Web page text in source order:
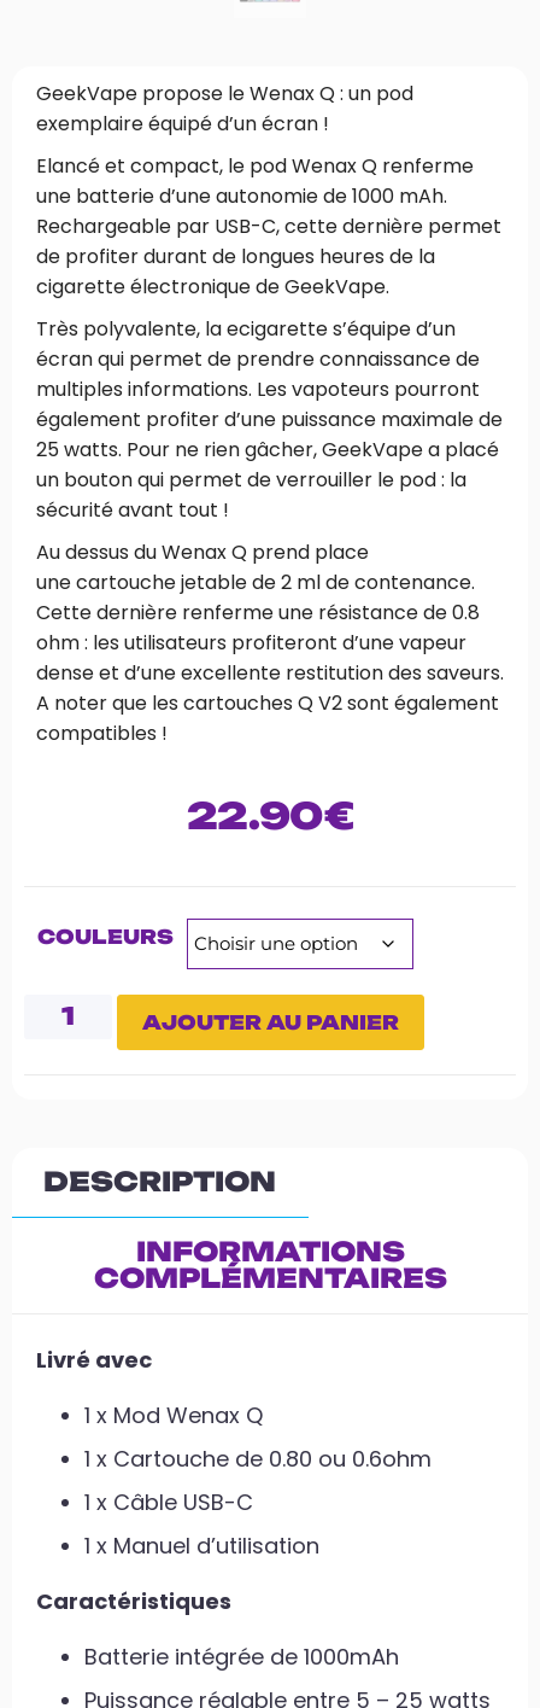
GeekVape propose le Wenax Q : un pod
exemplaire équipé d’un écran !
Elancé et compact, le pod Wenax Q renferme
une batterie d’une autonomie de 1000 mAh.
Rechargeable par USB-C, cette dernière permet
de profiter durant de longues heures de la
cigarette électronique de GeekVape.
Très polyvalente, la ecigarette s’équipe d’un
écran qui permet de prendre connaissance de
multiples informations. Les vapoteurs pourront
également profiter d’une puissance maximale de
25 watts. Pour ne rien gâcher, GeekVape a placé
un bouton qui permet de verrouiller le pod : la
sécurité avant tout !
Au dessus du Wenax Q prend place
une cartouche jetable de 2 ml de contenance.
Cette dernière renferme une résistance de 0.8
ohm : les utilisateurs profiteront d’une vapeur
dense et d’une excellente restitution des saveurs.
A noter que les cartouches Q V2 sont également
compatibles !
22.90€
COULEURS
AJOUTER AU PANIER
DESCRIPTION
INFORMATIONS
COMPLÉMENTAIRES
Livré avec
1 x Mod Wenax Q
1 x Cartouche de 0.80 ou 0.6ohm
1 x Câble USB-C
1 x Manuel d’utilisation
Caractéristiques
Batterie intégrée de 1000mAh
Puissance réglable entre 5 – 25 watts